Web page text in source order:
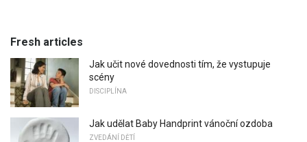
Fresh articles
Jak učit nové dovednosti tím, že vystupuje
scény
DISCIPLÍNA
Jak udělat Baby Handprint vánoční ozdoba
ZVEDÁNÍ DĚTÍ